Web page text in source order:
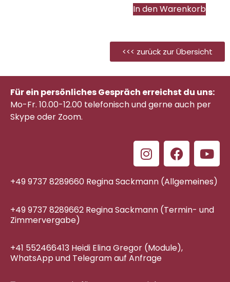
In den Warenkorb
<<< zurück zur Übersicht
Für ein persönliches Gespräch erreichst du uns:
Mo-Fr. 10.00-12.00 telefonischund gerne auch per
Skype oder Zoom.
+49 9737 8289660 Regina Sackmann (Allgemeines)
+49 9737 8289662 Regina Sackmann (Termin- und
Zimmervergabe)
+41 552466413 Heidi Elina Gregor (Module),
WhatsApp und Telegram auf Anfrage